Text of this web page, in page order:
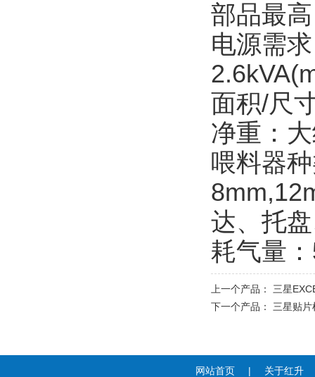
部品最
电源需
面积/尺
净重：
喂料器
达、托
耗气量
上一个产品： 三星
下一个产品： 三星贴
网站首页 | 关于红升